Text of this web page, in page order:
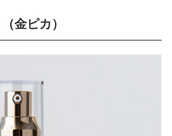
金ピカ）